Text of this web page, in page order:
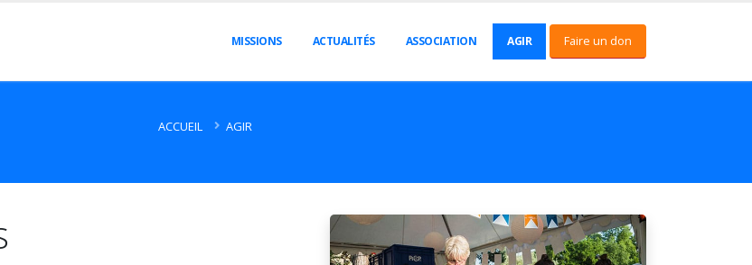
MISSIONS ACTUALITÉS ASSOCIATION AGIR Faire un don
ACCUEIL AGIR